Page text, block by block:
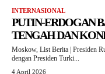
INTERNASIONAL
PUTIN-ERDOGAN
TENGAH DAN
Moskow, List Berita | Presiden
dengan Presiden Turki...
4 April 2026